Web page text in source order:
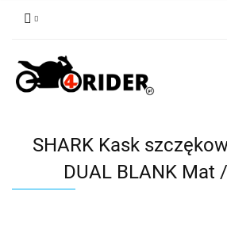
SHARK Kask
DUAL BLANK Mat